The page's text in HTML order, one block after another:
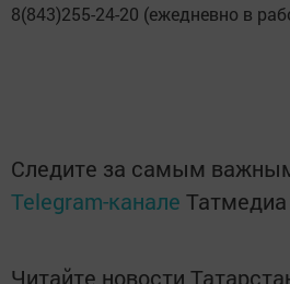
8(843)255-24-20 (ежедневно в
Следите за самым
Telegram-канале Татмедиа
Читайте новости